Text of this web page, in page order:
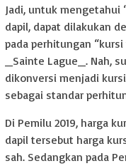
Jadi, untuk mengetahui
dapil, dapat dilakukan
pada perhitungan
_Sainte Lague_. Nah,
dikonversi menjadi
sebagai standar
Di Pemilu 2019, harga
dapil tersebut harga
sah. Sedangkan pada